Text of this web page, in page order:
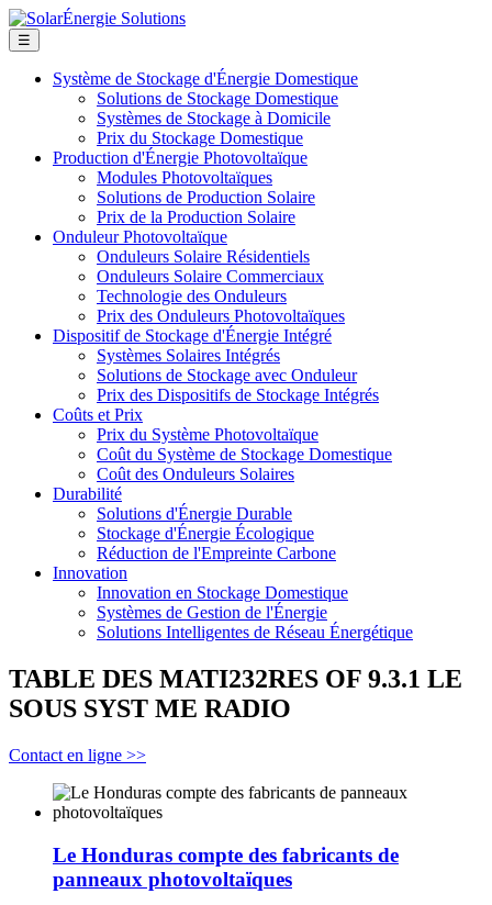
☰
Système de Stockage d'Énergie Domestique
Solutions de Stockage Domestique
Systèmes de Stockage à Domicile
Prix du Stockage Domestique
Production d'Énergie Photovoltaïque
Modules Photovoltaïques
Solutions de Production Solaire
Prix de la Production Solaire
Onduleur Photovoltaïque
Onduleurs Solaire Résidentiels
Onduleurs Solaire Commerciaux
Technologie des Onduleurs
Prix des Onduleurs Photovoltaïques
Dispositif de Stockage d'Énergie Intégré
Systèmes Solaires Intégrés
Solutions de Stockage avec Onduleur
Prix des Dispositifs de Stockage Intégrés
Coûts et Prix
Prix du Système Photovoltaïque
Coût du Système de Stockage Domestique
Coût des Onduleurs Solaires
Durabilité
Solutions d'Énergie Durable
Stockage d'Énergie Écologique
Réduction de l'Empreinte Carbone
Innovation
Innovation en Stockage Domestique
Systèmes de Gestion de l'Énergie
Solutions Intelligentes de Réseau Énergétique
TABLE DES MATI232RES OF 9.3.1 LE
SOUS SYST ME RADIO
Contact en ligne >>
Le Honduras compte des fabricants de
panneaux photovoltaïques